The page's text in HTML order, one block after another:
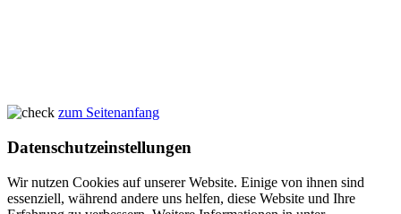
zum Seitenanfang
Datenschutzeinstellungen
Wir nutzen Cookies auf unserer Website. Einige von ihnen sind
essenziell, während andere uns helfen, diese Website und Ihre